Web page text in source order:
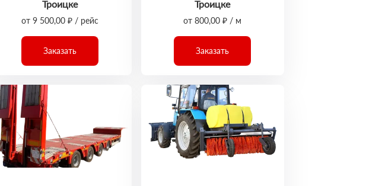
Троицке
от 9 500,00 ₽ / рейс
Заказать
Троицке
от 800,00 ₽ / м
Заказать